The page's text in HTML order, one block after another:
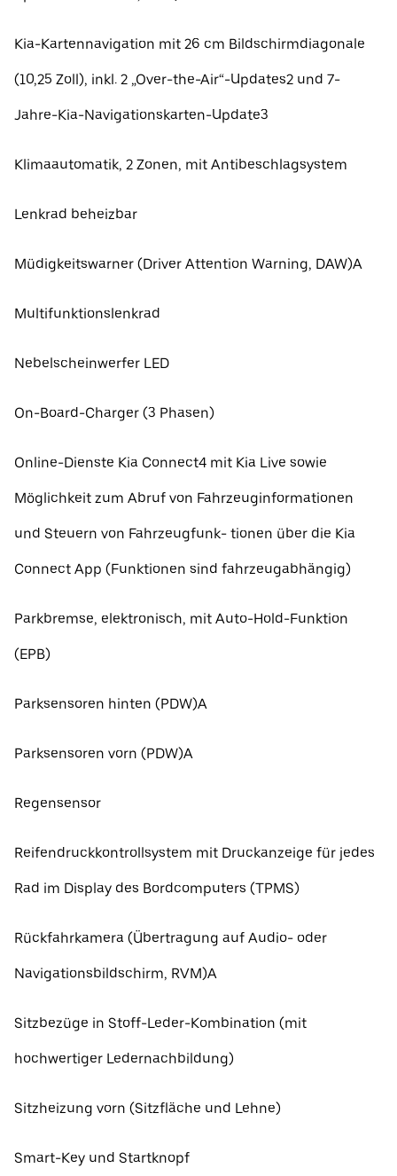
Kia-Kartennavigation mit 26 cm Bildschirmdiagonale
(10,25 Zoll), inkl. 2 „Over-the-Air“-Updates2 und 7-
Jahre-Kia-Navigationskarten-Update3
Klimaautomatik, 2 Zonen, mit Antibeschlagsystem
Lenkrad beheizbar
Müdigkeitswarner (Driver Attention Warning, DAW)A
Multifunktionslenkrad
Nebelscheinwerfer LED
On-Board-Charger (3 Phasen)
Online-Dienste Kia Connect4 mit Kia Live sowie
Möglichkeit zum Abruf von Fahrzeuginformationen
und Steuern von Fahrzeugfunk- tionen über die Kia
Connect App (Funktionen sind fahrzeugabhängig)
Parkbremse, elektronisch, mit Auto-Hold-Funktion
(EPB)
Parksensoren hinten (PDW)A
Parksensoren vorn (PDW)A
Regensensor
Reifendruckkontrollsystem mit Druckanzeige für jedes
Rad im Display des Bordcomputers (TPMS)
Rückfahrkamera (Übertragung auf Audio- oder
Navigationsbildschirm, RVM)A
Sitzbezüge in Stoff-Leder-Kombination (mit
hochwertiger Ledernachbildung)
Sitzheizung vorn (Sitzfläche und Lehne)
Smart-Key und Startknopf